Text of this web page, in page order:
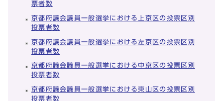
票者数
京都府議会議員一般選挙における上京区の投票区別
投票者数
京都府議会議員一般選挙における左京区の投票区別
投票者数
京都府議会議員一般選挙における中京区の投票区別
投票者数
京都府議会議員一般選挙における東山区の投票区別
投票者数